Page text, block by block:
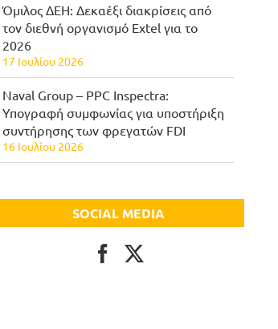
Όμιλος ΔΕΗ: Δεκαέξι διακρίσεις από
τον διεθνή οργανισμό Extel για το
2026
17 Ιουλίου 2026
Naval Group – PPC Inspectra:
Υπογραφή συμφωνίας για υποστήριξη
συντήρησης των φρεγατών FDI
16 Ιουλίου 2026
SOCIAL MEDIA